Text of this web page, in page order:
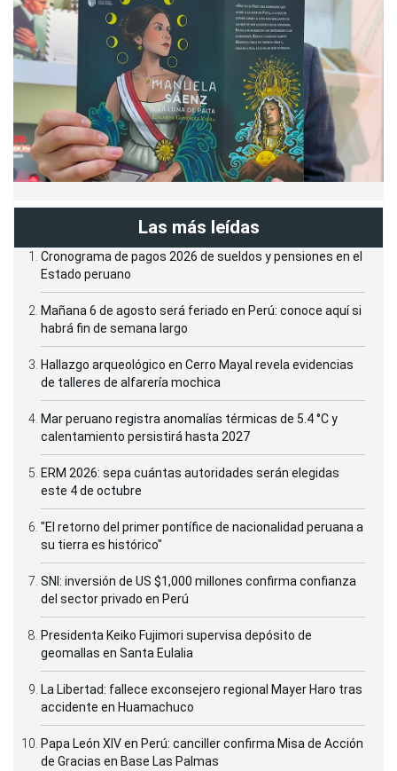
Las más leídas
Cronograma de pagos 2026 de sueldos y pensiones en el
Estado peruano
Mañana 6 de agosto será feriado en Perú: conoce aquí si
habrá fin de semana largo
Hallazgo arqueológico en Cerro Mayal revela evidencias
de talleres de alfarería mochica
Mar peruano registra anomalías térmicas de 5.4 °C y
calentamiento persistirá hasta 2027
ERM 2026: sepa cuántas autoridades serán elegidas
este 4 de octubre
"El retorno del primer pontífice de nacionalidad peruana a
su tierra es histórico"
SNI: inversión de US $1,000 millones confirma confianza
del sector privado en Perú
Presidenta Keiko Fujimori supervisa depósito de
geomallas en Santa Eulalia
La Libertad: fallece exconsejero regional Mayer Haro tras
accidente en Huamachuco
Papa León XIV en Perú: canciller confirma Misa de Acción
de Gracias en Base Las Palmas